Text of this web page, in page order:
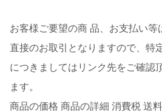
お客様ご要望の商 品、お支払い等
直接のお取引となりますので、特
につきましてはリンク先をご確認
ます。
商品の価格 商品の詳細 消費税 送